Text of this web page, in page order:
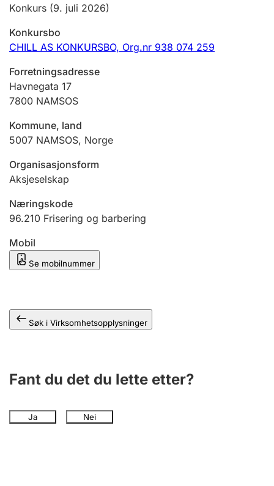
Betaling og jegeravgiftskort
Ektepaktveileder
Offentlig sektor
Andre tema
Konkurs (9. juli 2026)
Konkursbo
CHILL AS KONKURSBO, Org.nr 938 074 259
Forretningsadresse
Havnegata 17
7800 NAMSOS
Kommune, land
5007 NAMSOS, Norge
Organisasjonsform
Aksjeselskap
Næringskode
96.210 Frisering og barbering
Mobil
Se mobilnummer
Søk i Virksomhetsopplysninger
Fant du det du lette etter?
Ja Nei